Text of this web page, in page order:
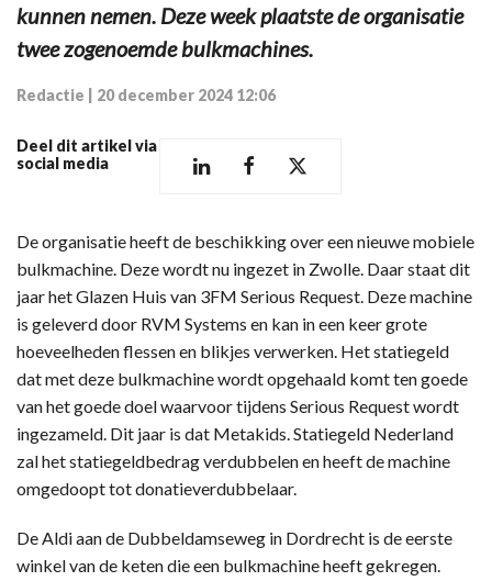
kunnen nemen. Deze week plaatste de organisatie
twee zogenoemde bulkmachines.
Redactie 20 december 2024 12:06
Deel dit artikel via
social media
De organisatie heeft de beschikking over een nieuwe mobiele
bulkmachine. Deze wordt nu ingezet in Zwolle. Daar staat dit
jaar het Glazen Huis van 3FM Serious Request. Deze machine
is geleverd door RVM Systems en kan in een keer grote
hoeveelheden flessen en blikjes verwerken. Het statiegeld
dat met deze bulkmachine wordt opgehaald komt ten goede
van het goede doel waarvoor tijdens Serious Request wordt
ingezameld. Dit jaar is dat Metakids. Statiegeld Nederland
zal het statiegeldbedrag verdubbelen en heeft de machine
omgedoopt tot donatieverdubbelaar.
De Aldi aan de Dubbeldamseweg in Dordrecht is de eerste
winkel van de keten die een bulkmachine heeft gekregen.